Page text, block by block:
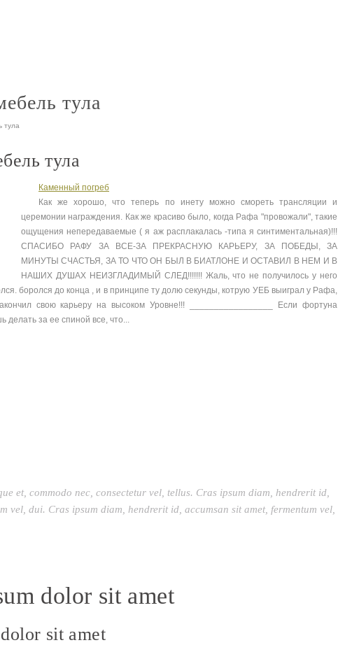
тула
тула
тула
Каменный погреб
Как же хорошо, что теперь по инету можно смореть трансляции и
церемонии награждения. Как же красиво было, когда Рафа "провожали", такие
ощущения непередаваемые ( я аж расплакалась -типа я синтиментальная)!!!
СПАСИБО РАФУ ЗА ВСЕ-ЗА ПРЕКРАСНУЮ КАРЬЕРУ, ЗА ПОБЕДЫ, ЗА
МИНУТЫ СЧАСТЬЯ, ЗА ТО ЧТО ОН БЫЛ В БИАТЛОНЕ И ОСТАВИЛ В НЕМ И В
НАШИХ ДУШАХ НЕИЗГЛАДИМЫЙ СЛЕД!!!!!!! Жаль, что не получилось у него
боролся до конца , и в принципе ту долю секунды, котрую УЕБ выиграл у Рафа,
свою карьеру на высоком Уровне!!! _________________ Если фортуна
за ее спиной все, что...
et, commodo nec, consectetur vel, tellus. Cras ipsum diam, hendrerit id,
vel, dui. Cras ipsum diam, hendrerit id, accumsan sit amet, fermentum vel,
dolor sit amet
sit amet